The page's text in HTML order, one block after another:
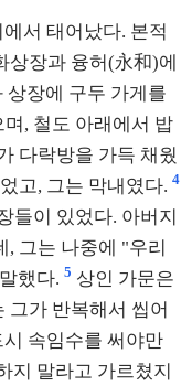
서 태어났다. 본적
상장과 융허(永和)에
상장에 구두 가게를
, 철도 아래에서 밥
다락방을 가득 채웠
고, 그는 막내였다. 4
들이 있었다. 아버지
, 그는 나중에 "우리
했다. 5 상인 가문은
그가 반복해서 씹어
속임수를 써야만
지 말라고 가르쳤지